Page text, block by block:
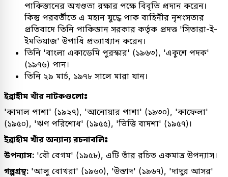
পাকিস্তানের অখণ্ডতা রক্ষার পক্ষে বিবৃতি প্রদান করেন।
কিন্তু পরবর্তীতে এ মহান যুদ্ধে পাক বাহিনীর নৃশংসতার
প্রতিবাদে তিনি পাকিস্তান সরকার কর্তৃক প্রদত্ত 'সিতারা-ই-
ইমতিয়াজ' উপাধি প্রত্যাখ্যান করেন।
তিনি 'বাংলা একাডেমি পুরস্কার' (১৯৬৩), 'একুশে পদক'
(১৯৭৬) পান।
তিনি ২৯ মার্চ, ১৯৭৮ সালে মারা যান।
ইব্রাহীম খাঁর নাটকগুলোঃ
'কামাল পাশা' (১৯২৭), 'আনোয়ার পাশা' (১৯৩০), 'কাফেলা'
(১৯৫০), 'ঋণ পরিশোধ' (১৯৫৫), 'ভিত্তি বাদশা' (১৯৫৭)।
ইব্রাহীম খাঁর অন্যান্য রচনাবলিঃ
উপন্যাস: 'বৌ বেগম' (১৯৫৮), এটি তাঁর রচিত একমাত্র উপন্যাস।
গল্পগ্রন্থ: 'আলু বোখরা' (১৯৬০), 'উস্তাদ' (১৯৬৭), 'দাদুর আসর'